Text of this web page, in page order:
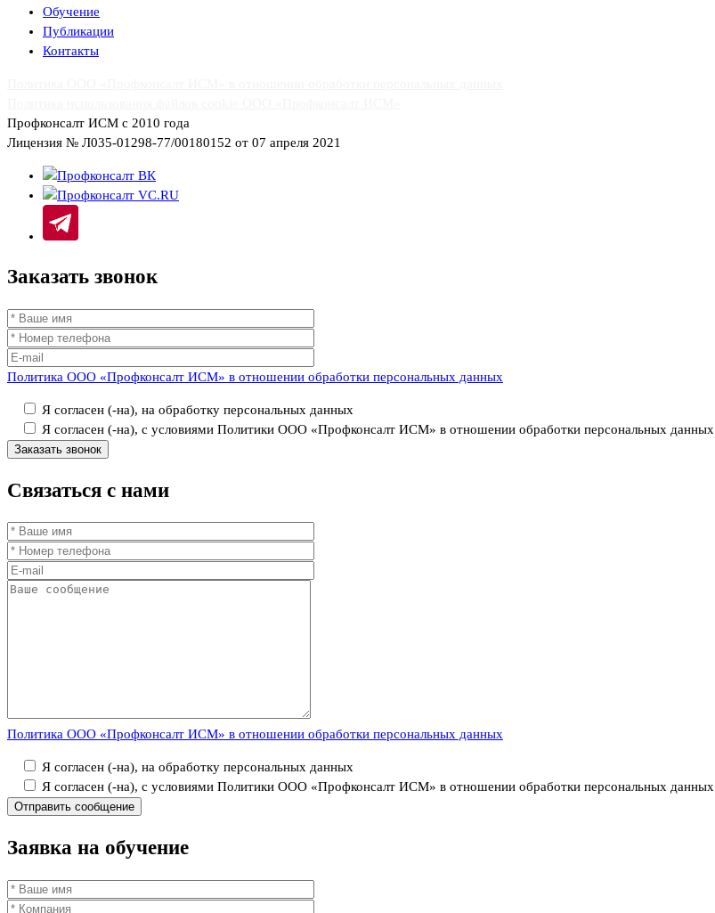
Обучение
Публикации
Контакты
Профконсалт ИСМ с 2010 года
Лицензия № Л035-01298-77/00180152 от 07 апреля 2021
Заказать звонок
Политика ООО «Профконсалт ИСМ» в отношении обработки персональных данных
Я согласен (-на), на обработку персональных данных
Я согласен (-на), с условиями Политики ООО «Профконсалт ИСМ» в отношении обработки персональных данных
Связаться с нами
Политика ООО «Профконсалт ИСМ» в отношении обработки персональных данных
Я согласен (-на), на обработку персональных данных
Я согласен (-на), с условиями Политики ООО «Профконсалт ИСМ» в отношении обработки персональных данных
Заявка на обучение